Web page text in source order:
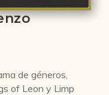
de géneros,
of Leon y Limp